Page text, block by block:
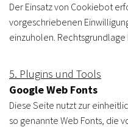
Der Einsatz von Cookiebot
vorgeschriebenen
einzuholen. Rechtsgrundlage
5. Plugins und Tools
Google Web Fonts
Diese Seite nutzt zur
so genannte Web Fonts, die